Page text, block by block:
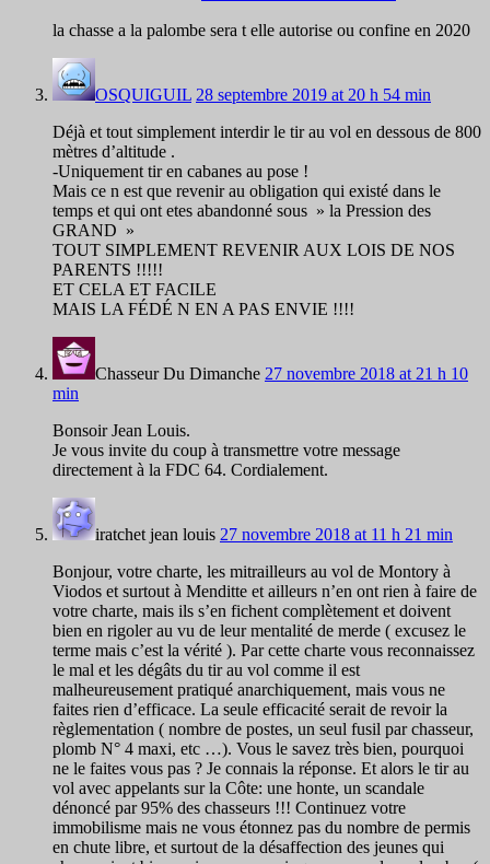
la chasse a la palombe sera t elle autorise ou confine en 2020
OSQUIGUIL 28 septembre 2019 at 20 h 54 min
Déjà et tout simplement interdir le tir au vol en dessous de 800
mètres d’altitude .
-Uniquement tir en cabanes au pose !
Mais ce n est que revenir au obligation qui existé dans le
temps et qui ont etes abandonné sous » la Pression des
GRAND »
TOUT SIMPLEMENT REVENIR AUX LOIS DE NOS
PARENTS !!!!!
ET CELA ET FACILE
MAIS LA FÉDÉ N EN A PAS ENVIE !!!!
Chasseur Du Dimanche 27 novembre 2018 at 21 h 10
min
Bonsoir Jean Louis.
Je vous invite du coup à transmettre votre message
directement à la FDC 64. Cordialement.
iratchet jean louis 27 novembre 2018 at 11 h 21 min
Bonjour, votre charte, les mitrailleurs au vol de Montory à
Viodos et surtout à Menditte et ailleurs n’en ont rien à faire de
votre charte, mais ils s’en fichent complètement et doivent
bien en rigoler au vu de leur mentalité de merde ( excusez le
terme mais c’est la vérité ). Par cette charte vous reconnaissez
le mal et les dégâts du tir au vol comme il est
malheureusement pratiqué anarchiquement, mais vous ne
faites rien d’efficace. La seule efficacité serait de revoir la
règlementation ( nombre de postes, un seul fusil par chasseur,
plomb N° 4 maxi, etc …). Vous le savez très bien, pourquoi
ne le faites vous pas ? Je connais la réponse. Et alors le tir au
vol avec appelants sur la Côte: une honte, un scandale
dénoncé par 95% des chasseurs !!! Continuez votre
immobilisme mais ne vous étonnez pas du nombre de permis
en chute libre, et surtout de la désaffection des jeunes qui